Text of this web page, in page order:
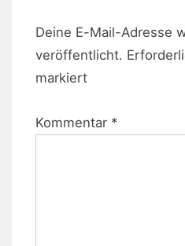
Deine E-Mail-Adresse
veröffentlicht.
markiert
Kommentar *